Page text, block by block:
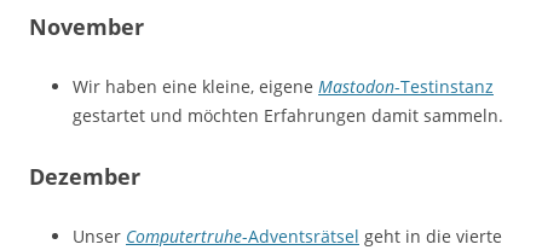
November
Wir haben eine kleine, eigene Mastodon-Testinstanz
gestartet und möchten Erfahrungen damit sammeln.
Dezember
Unser Computertruhe-Adventsrätsel geht in die vierte